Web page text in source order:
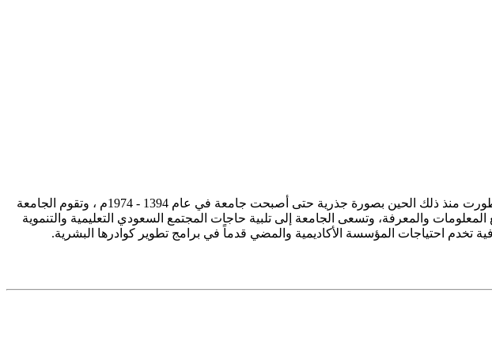
تأسست جامعة الإمام محمد بن سعود الإسلامية ممثلة في كلية الشريعة في سنة 1373هـ 1953م، وتطورت منذ ذلك الحين بصورة جذرية حتى أصبحت جامعة في عام 1394 - 1974م ، وتقوم الجامعة
والمعرفة، وتسعى الجامعة إلى تلبية حاجات المجتمع السعودي التعليمية والتنموية
تخدم احتياجات المؤسسة الأكاديمية والمضي قدماً في برامج تطوير كوادرها البشرية.